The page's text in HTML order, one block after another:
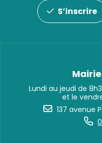
S’inscrire
Lundi au jeudi de
et le
137 avenue